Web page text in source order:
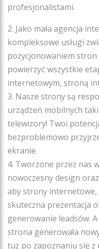
profesjonalistami.
2. Jako mała agencja
kompleksowe usługi
pozycjonowaniem stron
powierzyć wszystkie
internetowym, stroną
3. Nasze strony są
urządzeń mobilnych
telewizory! Twoi
bezproblemowo
ekranie.
4. Tworzone przez nas
nowoczesny design
aby strony internetowe,
skuteczna prezentacja
generowanie leadsów.
strona generowała
tuż po zapoznaniu się z